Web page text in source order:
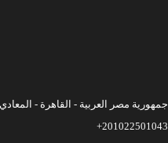
جمهورية مصر العربية - القاهرة -
201022501043+